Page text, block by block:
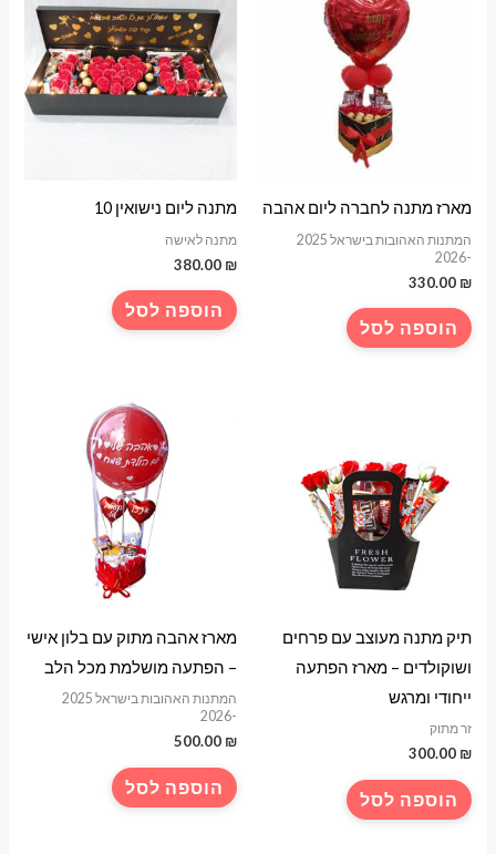
מארז מתנה לחברה ליום אהבה
המתנות האהובות בישראל 2025
-2026
330.00 ₪
הוספה לסל
מתנה ליום נישואין 10
מתנה לאישה
380.00 ₪
הוספה לסל
תיק מתנה מעוצב עם פרחים
ושוקולדים – מארז הפתעה
ייחודי ומרגש
זר מתוק
300.00 ₪
הוספה לסל
מארז אהבה מתוק עם בלון אישי
– הפתעה מושלמת מכל הלב
המתנות האהובות בישראל 2025
-2026
500.00 ₪
הוספה לסל